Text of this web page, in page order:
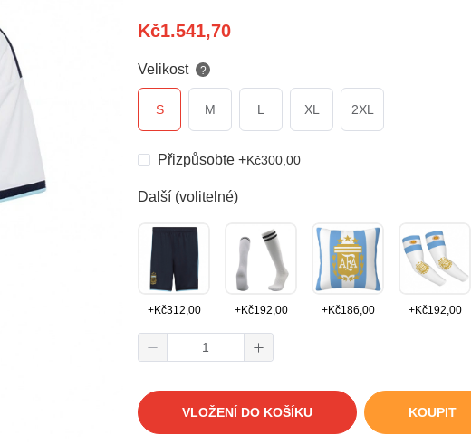
Kč1.541,70
Velikost ?
S M L XL 2XL
Přizpůsobte +Kč300,00
Další (volitelné)
+Kč312,00 +Kč192,00 +Kč186,00 +Kč192,00
VLOŽENÍ DO KOŠÍKU KOUPIT